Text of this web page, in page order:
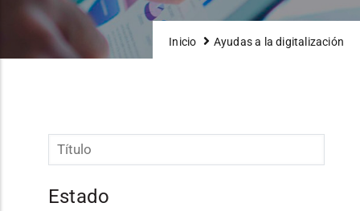
Inicio Ayudas a la digitalización
Estado